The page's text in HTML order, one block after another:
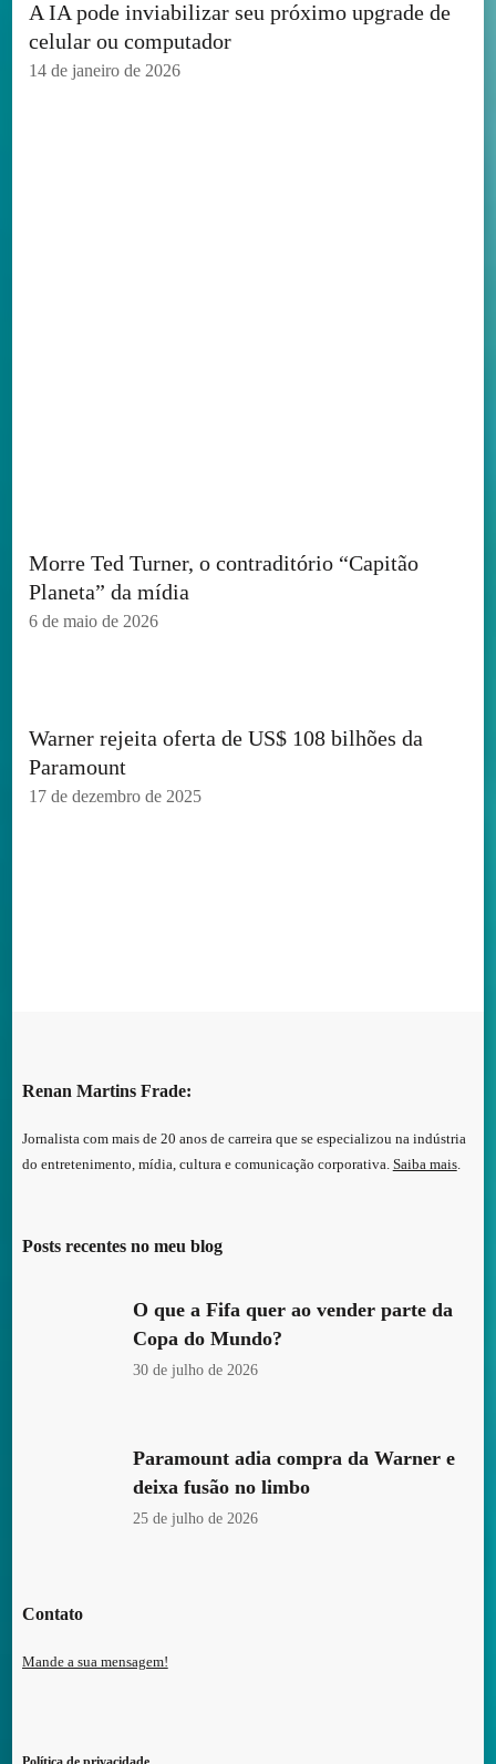
A IA pode inviabilizar seu próximo upgrade de
celular ou computador
14 de janeiro de 2026
Morre Ted Turner, o contraditório “Capitão
Planeta” da mídia
6 de maio de 2026
Warner rejeita oferta de US$ 108 bilhões da
Paramount
17 de dezembro de 2025
Renan Martins Frade:
Jornalista com mais de 20 anos de carreira que se especializou na indústria
do entretenimento, mídia, cultura e comunicação corporativa. Saiba mais.
Posts recentes no meu blog
O que a Fifa quer ao vender parte da
Copa do Mundo?
30 de julho de 2026
Paramount adia compra da Warner e
deixa fusão no limbo
25 de julho de 2026
Contato
Mande a sua mensagem!